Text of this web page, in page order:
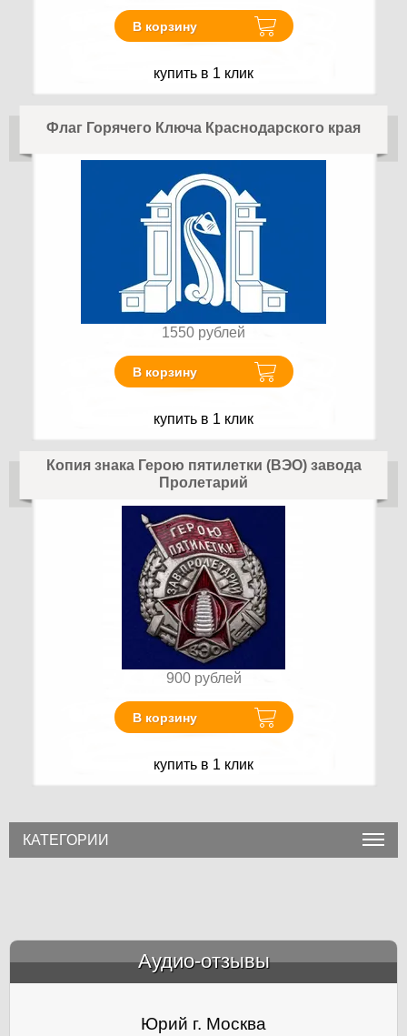
В корзину
купить в 1 клик
Флаг Горячего Ключа Краснодарского края
1550 рублей
В корзину
купить в 1 клик
Копия знака Герою пятилетки (ВЭО) завода
Пролетарий
900 рублей
В корзину
купить в 1 клик
КАТЕГОРИИ
Аудио-отзывы
Юрий г. Москва